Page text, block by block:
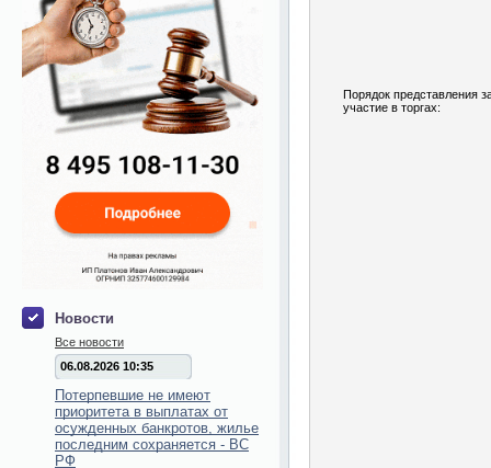
Новости
Все новости
06.08.2026 10:35
Потерпевшие не имеют
приоритета в выплатах от
осужденных банкротов, жилье
последним сохраняется - ВС
РФ
Порядок представления
участие в торгах: